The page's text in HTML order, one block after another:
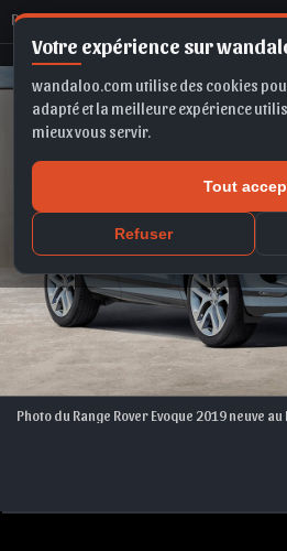
Votre expérience sur
wandaloo.com utilise des cookies
adapté et la meilleure expérience
mieux vous servir.
Tout
Refuser
Range Rover Evoque 2019
Photo du Range Rover Evoque 2019 neuve